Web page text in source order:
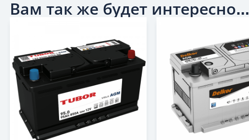
Вам так же будет интересно...